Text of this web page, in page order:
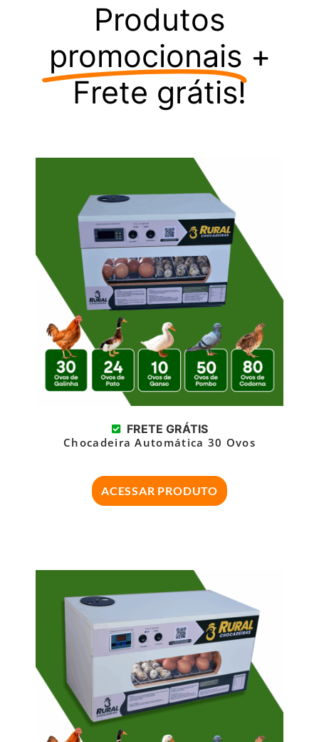
Produtos
promocionais +
Frete grátis!
FRETE GRÁTIS
Chocadeira Automática 30 Ovos
ACESSAR PRODUTO